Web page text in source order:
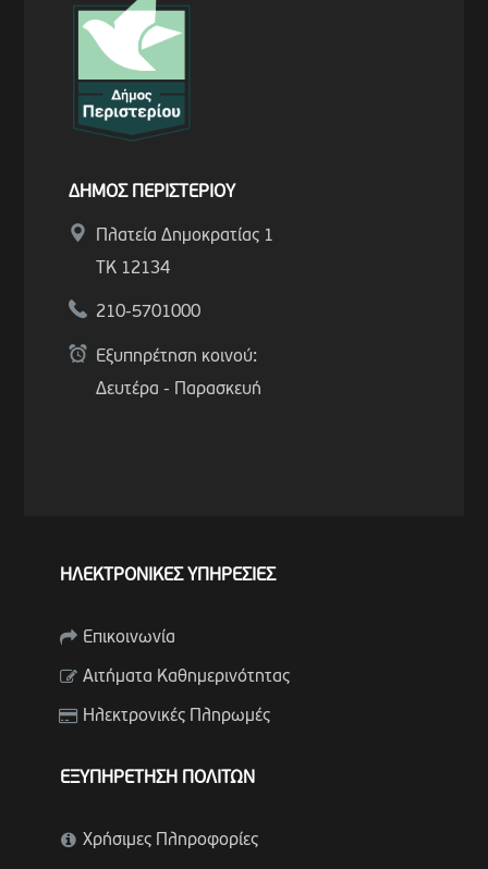
ΔΗΜΟΣ ΠΕΡΙΣΤΕΡΙΟΥ
Πλατεία Δημοκρατίας 1
ΤΚ 12134
210-5701000
Εξυπηρέτηση κοινού:
Δευτέρα - Παρασκευή
ΗΛΕΚΤΡΟΝΙΚΕΣ ΥΠΗΡΕΣΙΕΣ
Επικοινωνία
Αιτήματα Καθημερινότητας
Ηλεκτρονικές Πληρωμές
ΕΞΥΠΗΡΕΤΗΣΗ ΠΟΛΙΤΩΝ
Χρήσιμες Πληροφορίες